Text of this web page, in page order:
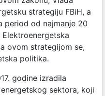
strategiju FBiH, a
period od najmanje 20
ovom strategijom se,
politika.
godine izradila
sektora, koji